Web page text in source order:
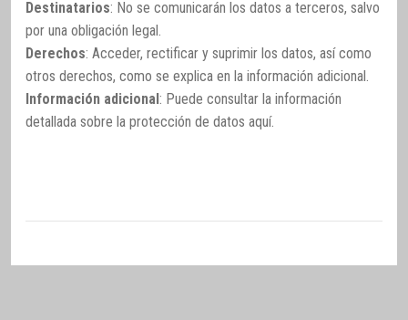
Destinatarios: No se comunicarán los datos a terceros, salvo
por una obligación legal.
Derechos: Acceder, rectificar y suprimir los datos, así como
otros derechos, como se explica en la información adicional.
Información adicional: Puede consultar la información
detallada sobre la protección de datos aquí.